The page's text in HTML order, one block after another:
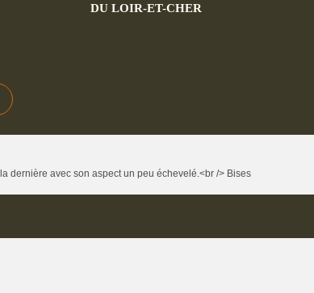
DU LOIR-ET-CHER
dernière avec son aspect un peu échevelé.<br /> Bises